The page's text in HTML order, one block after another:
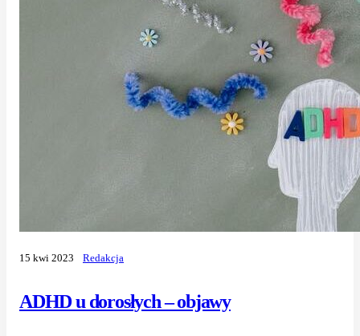
ADHD u dorosłych – objawy
15 kwi 2023 Redakcja